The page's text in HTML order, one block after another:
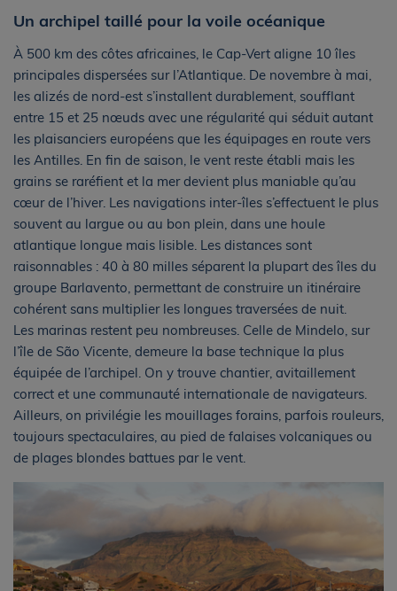
Un archipel taillé pour la voile océanique
À 500 km des côtes africaines, le Cap-Vert aligne 10 îles
principales dispersées sur l’Atlantique. De novembre à mai,
les alizés de nord-est s’installent durablement, soufflant
entre 15 et 25 nœuds avec une régularité qui séduit autant
les plaisanciers européens que les équipages en route vers
les Antilles. En fin de saison, le vent reste établi mais les
grains se raréfient et la mer devient plus maniable qu’au
cœur de l’hiver. Les navigations inter-îles s’effectuent le plus
souvent au largue ou au bon plein, dans une houle
atlantique longue mais lisible. Les distances sont
raisonnables : 40 à 80 milles séparent la plupart des îles du
groupe Barlavento, permettant de construire un itinéraire
cohérent sans multiplier les longues traversées de nuit.
Les marinas restent peu nombreuses. Celle de Mindelo, sur
l’île de São Vicente, demeure la base technique la plus
équipée de l’archipel. On y trouve chantier, avitaillement
correct et une communauté internationale de navigateurs.
Ailleurs, on privilégie les mouillages forains, parfois rouleurs,
toujours spectaculaires, au pied de falaises volcaniques ou
de plages blondes battues par le vent.